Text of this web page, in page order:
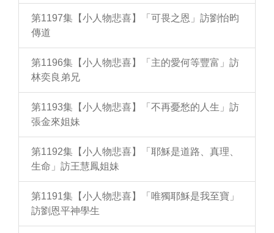
第1197集【小人物悲喜】「可畏之恩」訪劉怡昀
傳道
第1196集【小人物悲喜】「主的愛何等豐富」訪
林奕良弟兄
第1193集【小人物悲喜】「不再憂愁的人生」訪
張金來姐妹
第1192集【小人物悲喜】「耶穌是道路、真理、
生命」訪王慧鳳姐妹
第1191集【小人物悲喜】「唯獨耶穌是我至寶」
訪劉恩平神學生